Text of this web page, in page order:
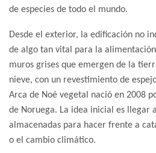
de especies de todo el mundo.
Desde el exterior, la edificación no
de algo tan vital para la
muros grises que emergen de la
nieve, con un revestimiento de
Arca de Noé vegetal nació en 2008
de Noruega. La idea inicial es llegar
almacenadas para hacer frente a
o el cambio climático.